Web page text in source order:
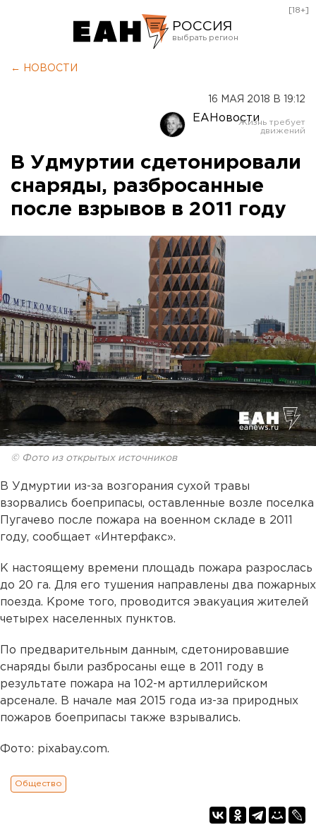
РОССИЯ
Оренбург
[18+]
← НОВОСТИ
16 МАЯ 2018 В 19:12
ЕАНовости
В Удмуртии сдетонировали
снаряды, разбросанные
после взрывов в 2011 году
© Фото из открытых источников
В Удмуртии из-за возгорания сухой травы
взорвались боеприпасы, оставленные возле поселка
Пугачево после пожара на военном складе в 2011
году, сообщает «Интерфакс».
К настоящему времени площадь пожара разрослась
до 20 га. Для его тушения направлены два пожарных
поезда. Кроме того, проводится эвакуация жителей
четырех населенных пунктов.
По предварительным данным, сдетонировавшие
снаряды были разбросаны еще в 2011 году в
результате пожара на 102-м артиллерийском
арсенале. В начале мая 2015 года из-за природных
пожаров боеприпасы также взрывались.
Фото: pixabay.com.
Общество